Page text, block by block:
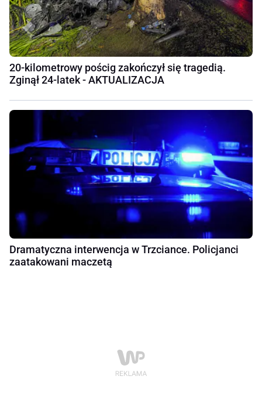
20-kilometrowy pościg zakończył się tragedią.
Zginął 24-latek - AKTUALIZACJA
Dramatyczna interwencja w Trzciance. Policjanci
zaatakowani maczetą